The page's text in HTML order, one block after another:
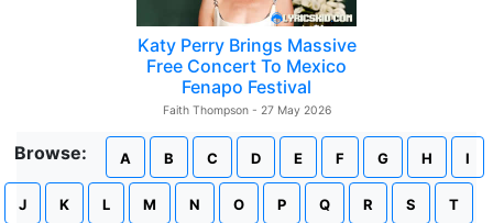
Katy Perry Brings Massive
Free Concert To Mexico
Fenapo Festival
Faith Thompson - 27 May 2026
Browse: A B C D E F G H I
J K L M N O P Q R S T